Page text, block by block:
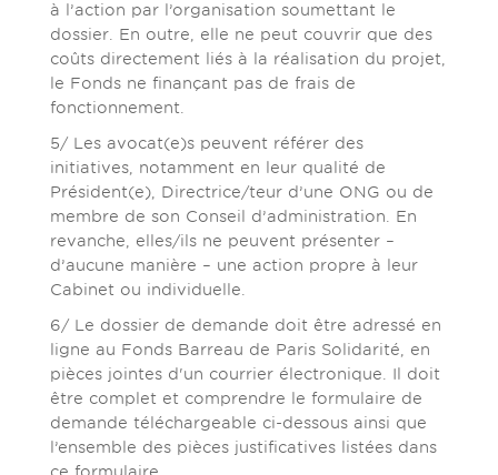
à l’action par l’organisation soumettant le
dossier. En outre, elle ne peut couvrir que des
coûts directement liés à la réalisation du projet,
le Fonds ne finançant pas de frais de
fonctionnement.
5/ Les avocat(e)s peuvent référer des
initiatives, notamment en leur qualité de
Président(e), Directrice/teur d’une ONG ou de
membre de son Conseil d’administration. En
revanche, elles/ils ne peuvent présenter –
d’aucune manière – une action propre à leur
Cabinet ou individuelle.
6/ Le dossier de demande doit être adressé en
ligne au Fonds Barreau de Paris Solidarité, en
pièces jointes d'un courrier électronique. Il doit
être complet et comprendre le formulaire de
demande téléchargeable ci-dessous ainsi que
l’ensemble des pièces justificatives listées dans